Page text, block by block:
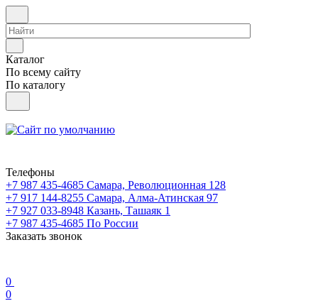
Каталог
По всему сайту
По каталогу
Телефоны
+7 987 435-4685 Самара, Революционная 128
+7 917 144-8255 Самара, Алма-Атинская 97
+7 927 033-8948 Казань, Ташаяк 1
+7 987 435-4685 По России
Заказать звонок
0
0